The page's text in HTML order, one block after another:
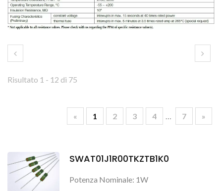
Risultato 1 - 12 di 75
« 1 2 3 4 7 »
SWAT01J1R00TKZTB1K0
Potenza Nominale: 1W